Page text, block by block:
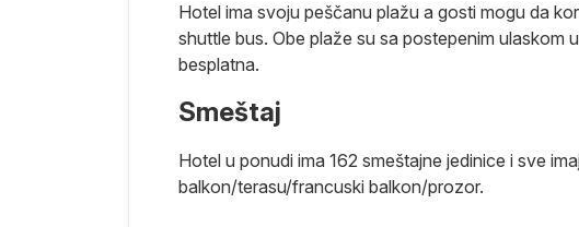
Hotel ima svoju peščanu plažu a gosti mogu da
shuttle bus. Obe plaže su sa postepenim ulaskom
besplatna.
Smeštaj
Hotel u ponudi ima 162 smeštajne jedinice i sve
balkon/terasu/francuski balkon/prozor.